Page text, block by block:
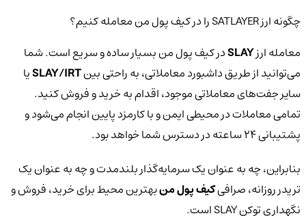
چگونه ارز SATLAYER را در کیف پول من معامله کنیم؟
معامله ارزSLAYدر کیف پول من بسیار ساده و سریع است. شما
می‌توانید از طریق داشبورد معاملاتی، به راحتی بینSLAY/IRTیا
سایر جفت‌های معاملاتی موجود، اقدام به خرید و فروش کنید.
تمامی معاملات در محیطی ایمن و با کارمزد پایین انجام می‌شود و
پشتیبانی ۲۴ ساعته در دسترس شما خواهد بود.
بنابراین، چه به عنوان یک سرمایه‌گذار بلندمدت و چه به عنوان یک
تریدر روزانه، صرافیکیف پول منبهترین محیط برای خرید، فروش و
نگهداری توکن SLAY است.